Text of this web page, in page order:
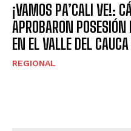
¡VAMOS PA’CALI VE!:
APROBARON POSESIÓN
EN EL VALLE DEL CAUCA
REGIONAL